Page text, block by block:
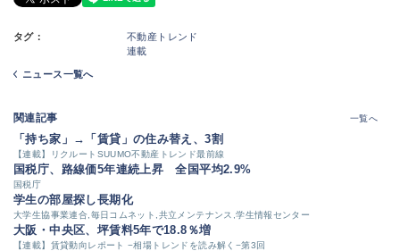
タグ：
不動産トレンド
連載
ニュース一覧へ
関連記事 一覧へ
「持ち家」→「賃貸」の住み替え、3割
【連載】リクルートSUUMO不動産トレンド最前線
国税庁、路線価5年連続上昇 全国平均2.9%
国税庁
学生の部屋探し長期化
大学生協事業連合,毎日コムネット,共立メンテナンス,学生情報センター
大阪・中央区、坪賃料5年で18.8％増
【連載】賃貸動向レポート −相場トレンドを読み解く−第3回